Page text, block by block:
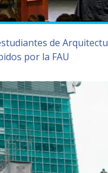
de
por la FAU